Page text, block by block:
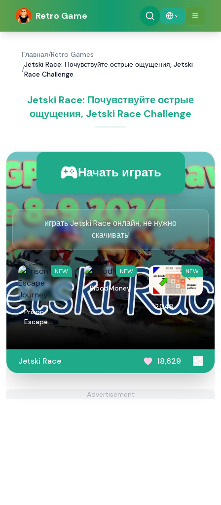
Retro Game
Главная/Retro Games
/
Jetski Race: Почувствуйте острые ощущения, Jetski
Race Challenge
Jetski Race: Почувствуйте острые
ощущения, Jetski Race Challenge
Начать играть
играть Jetski Race онлайн, не нужно
скачивать!
NEW
Prison
Escape
NEW
BloodMoney
NEW
2048
Jetski Race 18,629
Advertisement